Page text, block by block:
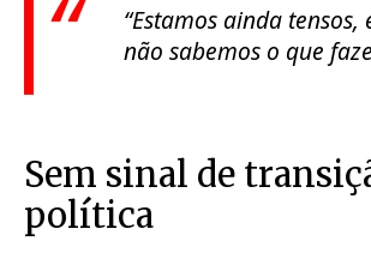
“Estamos ainda tensos,
não sabemos o que
Sem sinal de
política